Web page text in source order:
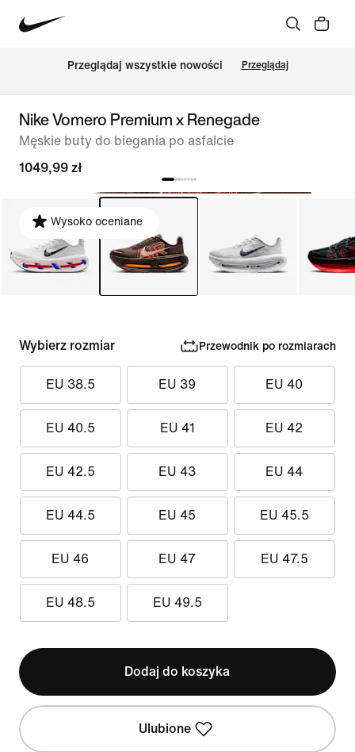
Przeglądaj wszystkie nowości Przeglądaj
Nike Vomero Premium x Renegade
Męskie buty do biegania po asfalcie
1049,99 zł
Wysoko oceniane
Wybierz rozmiar Przewodnik po rozmiarach
EU 38.5 EU 39 EU 40
EU 40.5 EU 41 EU 42
EU 42.5 EU 43 EU 44
EU 44.5 EU 45 EU 45.5
EU 46 EU 47 EU 47.5
EU 48.5 EU 49.5
Dodaj do koszyka
Ulubione